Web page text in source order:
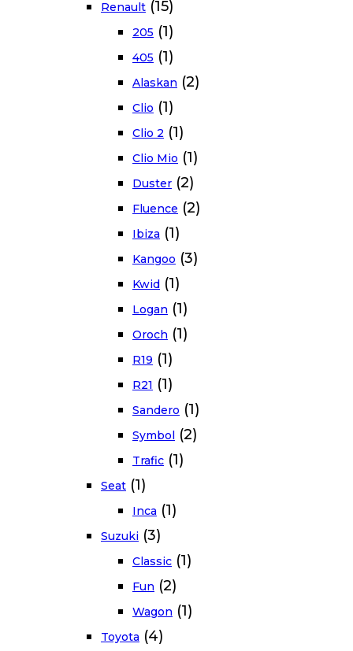
Renault (15)
205 (1)
405 (1)
Alaskan (2)
Clio (1)
Clio 2 (1)
Clio Mio (1)
Duster (2)
Fluence (2)
Ibiza (1)
Kangoo (3)
Kwid (1)
Logan (1)
Oroch (1)
R19 (1)
R21 (1)
Sandero (1)
Symbol (2)
Trafic (1)
Seat (1)
Inca (1)
Suzuki (3)
Classic (1)
Fun (2)
Wagon (1)
Toyota (4)